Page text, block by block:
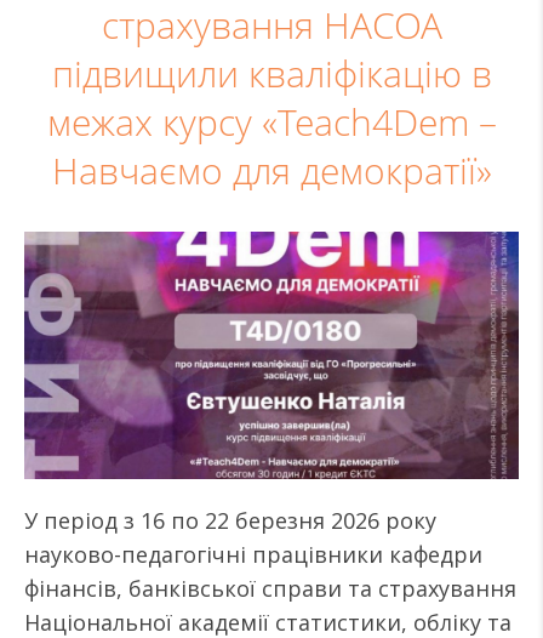
страхування НАСОА
підвищили кваліфікацію в
межах курсу «Teach4Dem –
Навчаємо для демократії»
У період з 16 по 22 березня 2026 року
науково-педагогічні працівники кафедри
фінансів, банківської справи та страхування
Національної академії статистики, обліку та